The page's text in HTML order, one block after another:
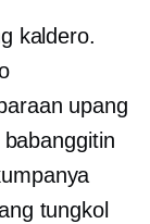
kaldero.
upang
tungkol